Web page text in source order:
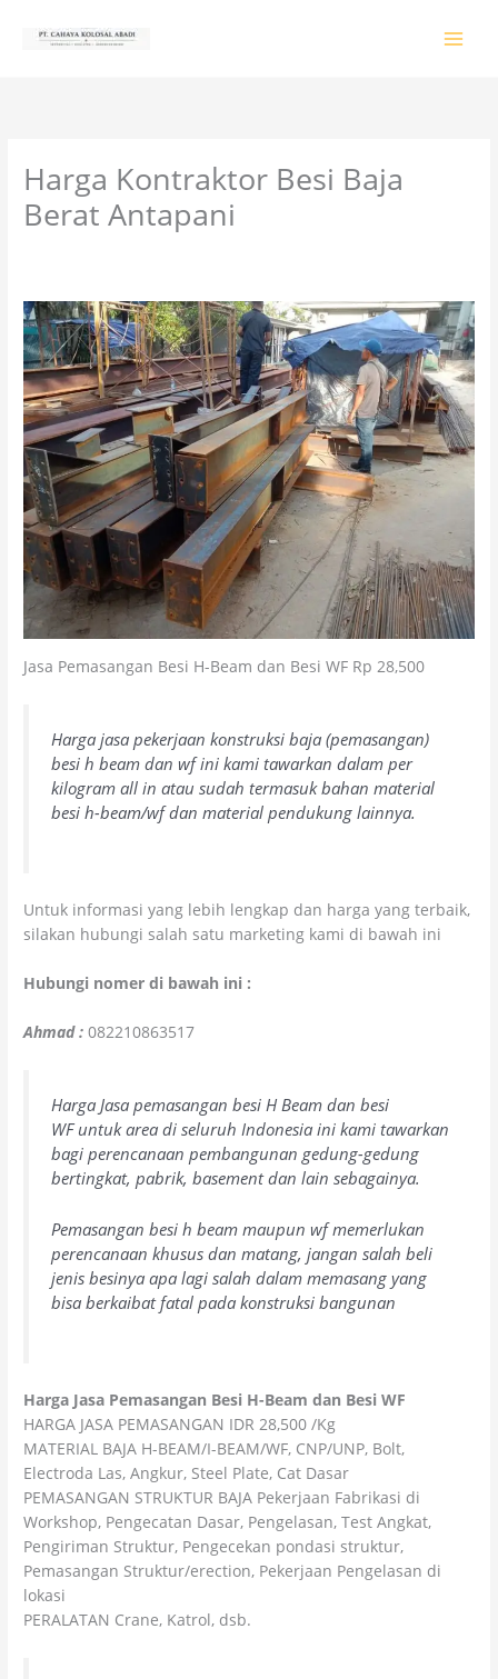
Harga Kontraktor Besi Baja
Berat Antapani
Jasa Pemasangan Besi H-Beam dan Besi WF Rp 28,500
Harga jasa pekerjaan konstruksi baja (pemasangan)
besi h beam dan wf ini kami tawarkan dalam per
kilogram all in atau sudah termasuk bahan material
besi h-beam/wf dan material pendukung lainnya.
Untuk informasi yang lebih lengkap dan harga yang terbaik,
silakan hubungi salah satu marketing kami di bawah ini
Hubungi nomer di bawah ini :
Ahmad : 082210863517
Harga Jasa pemasangan besi H Beam dan besi
WF untuk area di seluruh Indonesia ini kami tawarkan
bagi perencanaan pembangunan gedung-gedung
bertingkat, pabrik, basement dan lain sebagainya.
Pemasangan besi h beam maupun wf memerlukan
perencanaan khusus dan matang, jangan salah beli
jenis besinya apa lagi salah dalam memasang yang
bisa berkaibat fatal pada konstruksi bangunan
Harga Jasa Pemasangan Besi H-Beam dan Besi WF
HARGA JASA PEMASANGAN IDR 28,500 /Kg
MATERIAL BAJA H-BEAM/I-BEAM/WF, CNP/UNP, Bolt,
Electroda Las, Angkur, Steel Plate, Cat Dasar
PEMASANGAN STRUKTUR BAJA Pekerjaan Fabrikasi di
Workshop, Pengecatan Dasar, Pengelasan, Test Angkat,
Pengiriman Struktur, Pengecekan pondasi struktur,
Pemasangan Struktur/erection, Pekerjaan Pengelasan di
lokasi
PERALATAN Crane, Katrol, dsb.